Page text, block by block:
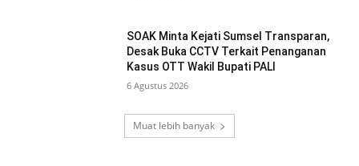
SOAK Minta Kejati Sumsel Transparan,
Desak Buka CCTV Terkait Penanganan
Kasus OTT Wakil Bupati PALI
6 Agustus 2026
Muat lebih banyak